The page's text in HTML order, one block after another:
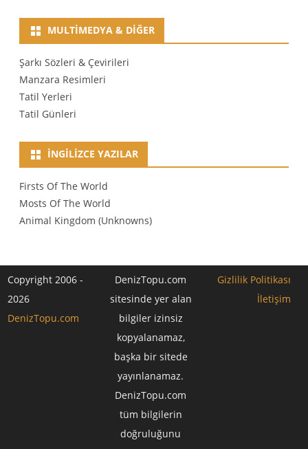
MULTIMEDYA & DIĞER
Şarkı Sözleri & Çevirileri
Manzara Resimleri
Tatil Yerleri
Tatil Günleri
İNGILIZCE YAZILAR
Firsts Of The World
Mosts Of The World
Animal Kingdom (Unknowns)
Copyright 2006 -
2026
DenizTopu.com
DenizTopu.com
sitesinde yer alan
bilgiler izinsiz
kopyalanamaz,
başka bir sitede
yayınlanamaz.
DenizTopu.com
tüm bilgilerin
doğruluğunu
Gizlilik Politikası
İletişim